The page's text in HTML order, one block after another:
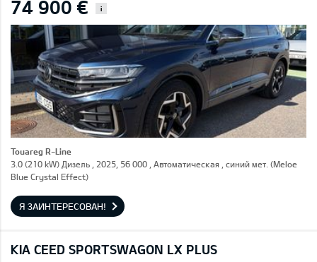
74 900 € i
Touareg R-Line
3.0 (210 kW) Дизель , 2025, 56 000 , Автоматическая , синий мет. (Meloe
Blue Crystal Effect)
Я ЗАИНТЕРЕСОВАН!
KIA CEED SPORTSWAGON LX PLUS